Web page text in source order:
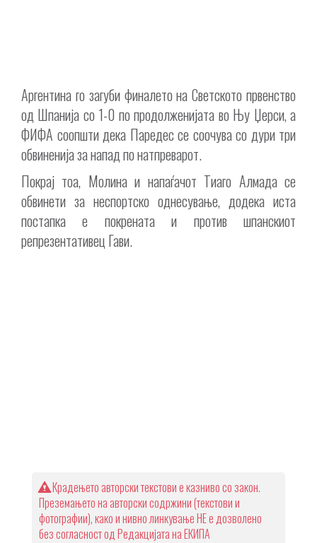
Аргентина го загуби финалето на Светското првенство
од Шпанија со 1-0 по продолженијата во Њу Џерси, а
ФИФА соопшти дека Паредес се соочува со дури три
обвиненија за напад по натпреварот.
Покрај тоа, Молина и напаѓачот Тиаго Алмада се
обвинети за неспортско однесување, додека иста
постапка е покрената и против шпанскиот
репрезентативец Гави.
Крадењето авторски текстови е казниво со закон.
Преземањето на авторски содржини (текстови и
фотографии), како и нивно линкување НЕ е дозволено
без согласност од Редакцијата на ЕКИПА